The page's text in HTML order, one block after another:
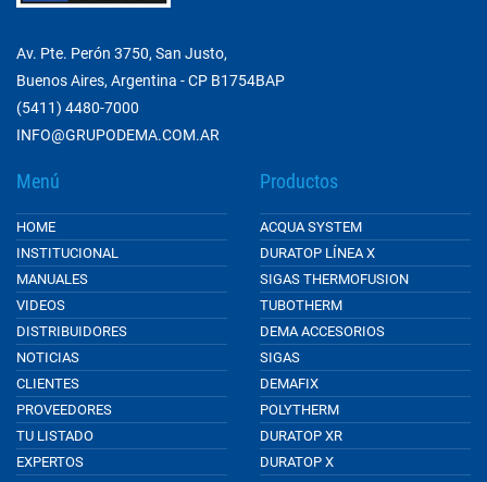
Av. Pte. Perón 3750, San Justo,
Buenos Aires, Argentina - CP B1754BAP
(5411) 4480-7000
INFO@GRUPODEMA.COM.AR
Menú
HOME
INSTITUCIONAL
MANUALES
VIDEOS
DISTRIBUIDORES
NOTICIAS
CLIENTES
PROVEEDORES
TU LISTADO
EXPERTOS
Productos
ACQUA SYSTEM
DURATOP LÍNEA X
SIGAS THERMOFUSION
TUBOTHERM
DEMA ACCESORIOS
SIGAS
DEMAFIX
POLYTHERM
DURATOP XR
DURATOP X